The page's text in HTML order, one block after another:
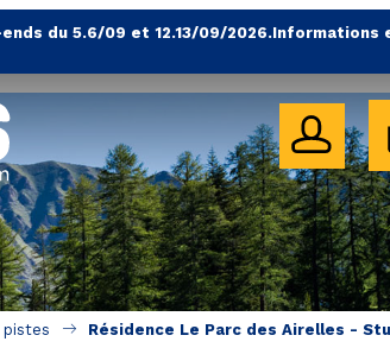
du 5.6/09 et 12.13/09/2026.Informations
pistes Résidence Le Parc des Airelles -